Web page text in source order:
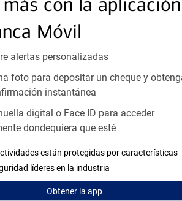
Móvil
alertas personalizadas
foto para depositar un cheque y
instantánea
digital o Face ID para acceder
dondequiera que esté
están protegidas por características
líderes en la industria
Obtenerla app
Sabemos que su tiempo es
Nuestros especialistas
ayudarle cuando quiera.
Programar ahora